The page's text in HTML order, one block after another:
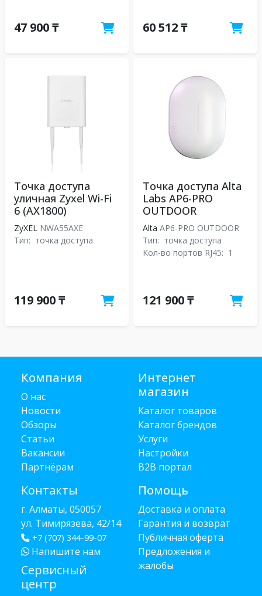
47 900 ₸ 60 512 ₸
Точка доступа
уличная Zyxel Wi-Fi
6 (AX1800)
ZyXEL NWA55AXE
Тип: точка доступа
119 900 ₸
Точка доступа Alta
Labs AP6-PRO
OUTDOOR
Alta AP6-PRO OUTDOOR
Тип: точка доступа
Кол-во портов RJ45: 1
121 900 ₸
Компания
О нас
Новости
Обзоры
Статьи
Вакансии
Партнёрам
Контакты
г. Алматы, 050057
ул. Тимирязева, 42/14
+7 (707) 344-99-07
Напишите нам
Сервисный
центр
Интернет
магазин
Каталог товаров
Каталог брендов
Услуги
Настройки
B2B портал
Помощь
Доставка и оплата
Гарантия и возврат
Публичная оферта
Предложения и
жалобы